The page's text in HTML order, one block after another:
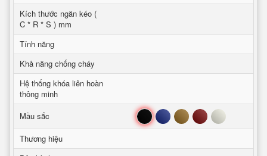
Kích thước ngăn kéo (
C * R * S ) mm
Tính năng
Khả năng chống cháy
Hệ thống khóa liên hoàn
thông minh
Mầu sắc
Đen Xanh Nâu Đỏ Trắng
Thương hiệu